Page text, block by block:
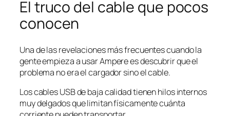
El truco del cable que pocos
conocen
Una de las revelaciones más frecuentes cuando la
gente empieza a usar Ampere es descubrir que el
problema no era el cargador sino el cable.
Los cables USB de baja calidad tienen hilos internos
muy delgados que limitan físicamente cuánta